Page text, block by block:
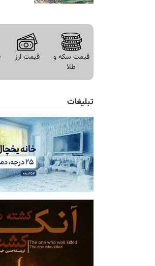
قیمت سکه و
طلا
قیمت ارز
تبلیغات